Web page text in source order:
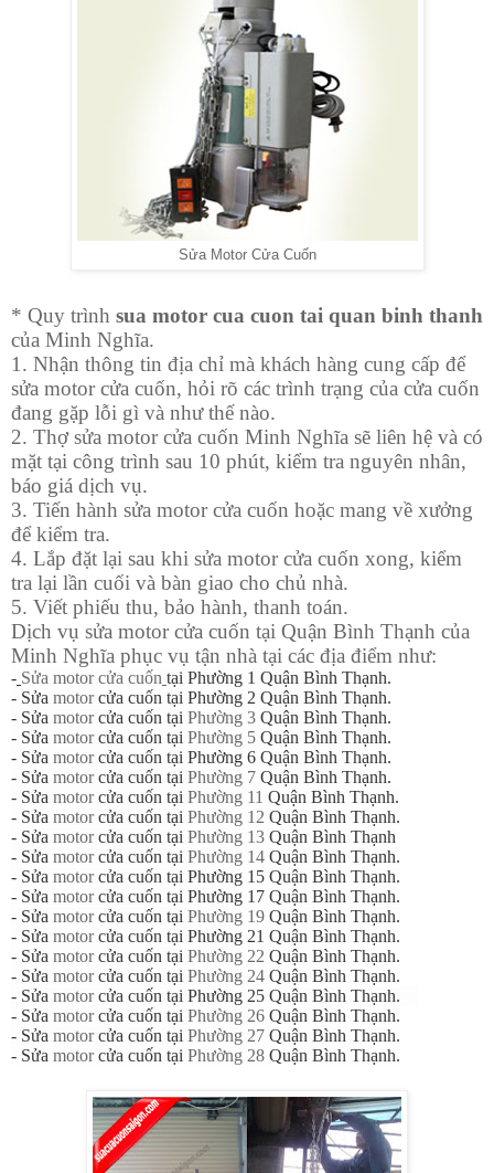
Sửa Motor Cửa Cuốn
* Quy trình sua motor cua cuon tai quan binh thanh
của Minh Nghĩa.
1. Nhận thông tin địa chỉ mà khách hàng cung cấp để
sửa motor cửa cuốn, hỏi rõ các trình trạng của cửa cuốn
đang gặp lỗi gì và như thế nào.
2. Thợ sửa motor cửa cuốn Minh Nghĩa sẽ liên hệ và có
mặt tại công trình sau 10 phút, kiểm tra nguyên nhân,
báo giá dịch vụ.
3. Tiến hành sửa motor cửa cuốn hoặc mang về xưởng
để kiểm tra.
4. Lắp đặt lại sau khi sửa motor cửa cuốn xong, kiểm
tra lại lần cuối và bàn giao cho chủ nhà.
5. Viết phiếu thu, bảo hành, thanh toán.
Dịch vụ sửa motor cửa cuốn tại Quận Bình Thạnh của
Minh Nghĩa phục vụ tận nhà tại các địa điểm như:
- Sửa motor cửa cuốn tại Phường 1 Quận Bình Thạnh.
- Sửa motorcửa cuốn tại Phường 2 Quận Bình Thạnh.
- Sửa motorcửa cuốn tại Phường 3 Quận Bình Thạnh.
- Sửa motorcửa cuốn tại Phường 5 Quận Bình Thạnh.
- Sửa motorcửa cuốn tại Phường 6 Quận Bình Thạnh.
- Sửa motorcửa cuốn tại Phường 7 Quận Bình Thạnh.
- Sửa motorcửa cuốn tại Phường 11 Quận Bình Thạnh.
- Sửa motorcửa cuốn tại Phường 12 Quận Bình Thạnh.
- Sửa motorcửa cuốn tại Phường 13 Quận Bình Thạnh
- Sửa motorcửa cuốn tại Phường 14 Quận Bình Thạnh.
- Sửa motorcửa cuốn tại Phường 15 Quận Bình Thạnh.
- Sửa motorcửa cuốn tại Phường 17 Quận Bình Thạnh.
- Sửa motorcửa cuốn tại Phường 19 Quận Bình Thạnh.
- Sửa motorcửa cuốn tại Phường 21 Quận Bình Thạnh.
- Sửa motorcửa cuốn tại Phường 22 Quận Bình Thạnh.
- Sửa motorcửa cuốn tại Phường 24 Quận Bình Thạnh.
- Sửa motorcửa cuốn tại Phường 25 Quận Bình Thạnh.
- Sửa motorcửa cuốn tại Phường 26 Quận Bình Thạnh.
- Sửa motorcửa cuốn tại Phường 27 Quận Bình Thạnh.
- Sửa motorcửa cuốn tại Phường 28 Quận Bình Thạnh.